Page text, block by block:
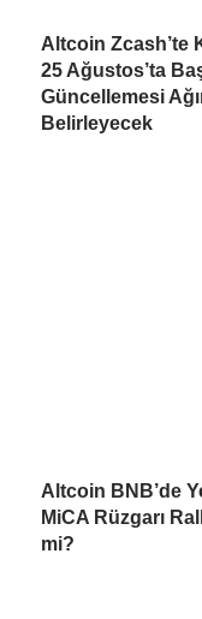
Altcoin Zcash’te
25 Ağustos’ta
Güncellemesi
Belirleyecek
Altcoin BNB’de
MiCA Rüzgarı
mi?